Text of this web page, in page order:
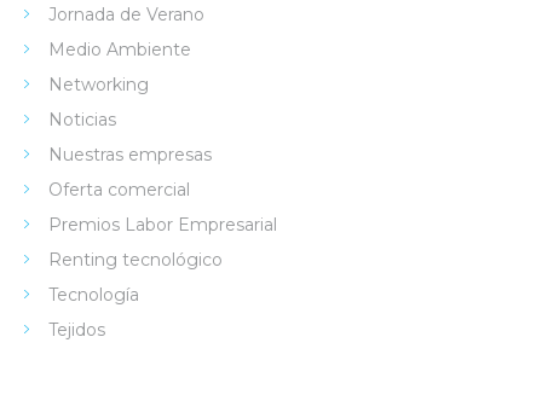
Jornada de Verano
Medio Ambiente
Networking
Noticias
Nuestras empresas
Oferta comercial
Premios Labor Empresarial
Renting tecnológico
Tecnología
Tejidos